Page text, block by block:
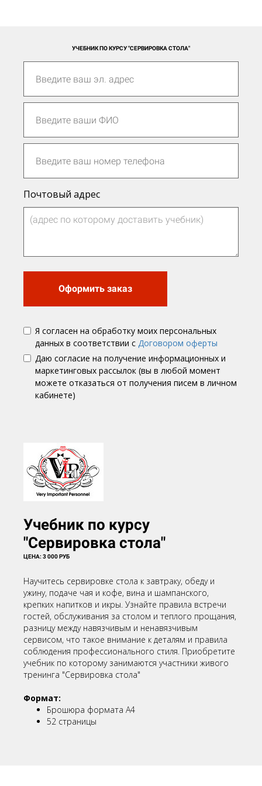
УЧЕБНИК ПО КУРСУ "СЕРВИРОВКА СТОЛА"
Почтовый адрес
Оформить заказ
Я согласен на обработку моих персональных
данных в соответствии с Договором оферты
Даю согласие на получение информационных и
маркетинговых рассылок (вы в любой момент
можете отказаться от получения писем в личном
кабинете)
Учебник по курсу
"Сервировка стола"
ЦЕНА: 3 000 РУБ
Научитесь сервировке стола к завтраку, обеду и
ужину, подаче чая и кофе, вина и шампанского,
крепких напитков и икры. Узнайте правила встречи
гостей, обслуживания за столом и теплого прощания,
разницу между навязчивым и ненавязчивым
сервисом, что такое внимание к деталям и правила
соблюдения профессионального стиля. Приобретите
учебник по которому занимаются участники живого
тренинга "Сервировка стола"
Формат:
Брошюра формата А4
52 страницы